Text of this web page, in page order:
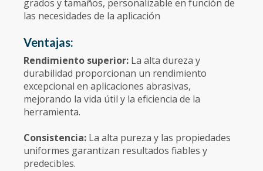
grados y tamaños, personalizable en función de
las necesidades de la aplicación
Ventajas:
Rendimiento superior: La alta dureza y
durabilidad proporcionan un rendimiento
excepcional en aplicaciones abrasivas,
mejorando la vida útil y la eficiencia de la
herramienta.
Consistencia: La alta pureza y las propiedades
uniformes garantizan resultados fiables y
predecibles.